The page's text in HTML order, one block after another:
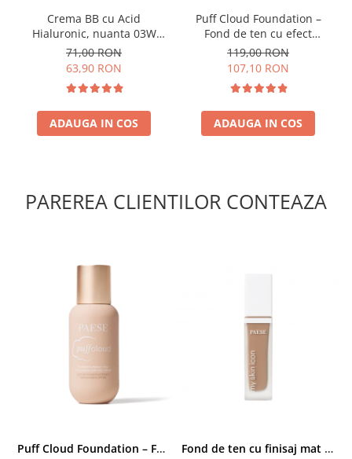
Crema BB cu Acid
Hialuronic, nuanta 03W
NATURAL 30ml
71,00 RON
63,90 RON
ADAUGA IN COS
Puff Cloud Foundation –
Fond de ten cu efect
natural
119,00 RON
107,10 RON
ADAUGA IN COS
PAREREA CLIENTILOR CONTEAZA
Puff Cloud Foundation – Fond de ten cu efect natural Fond de ten cu finisaj mat si satinat, 3C ALMOND - 33 ml